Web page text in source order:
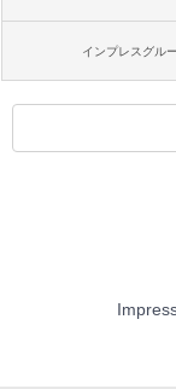
インプレスグル